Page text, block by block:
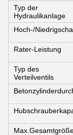
Typ der
Hydraulikanlage
Hoch-/
Rater-Leistung
Typ des
Verteilventils